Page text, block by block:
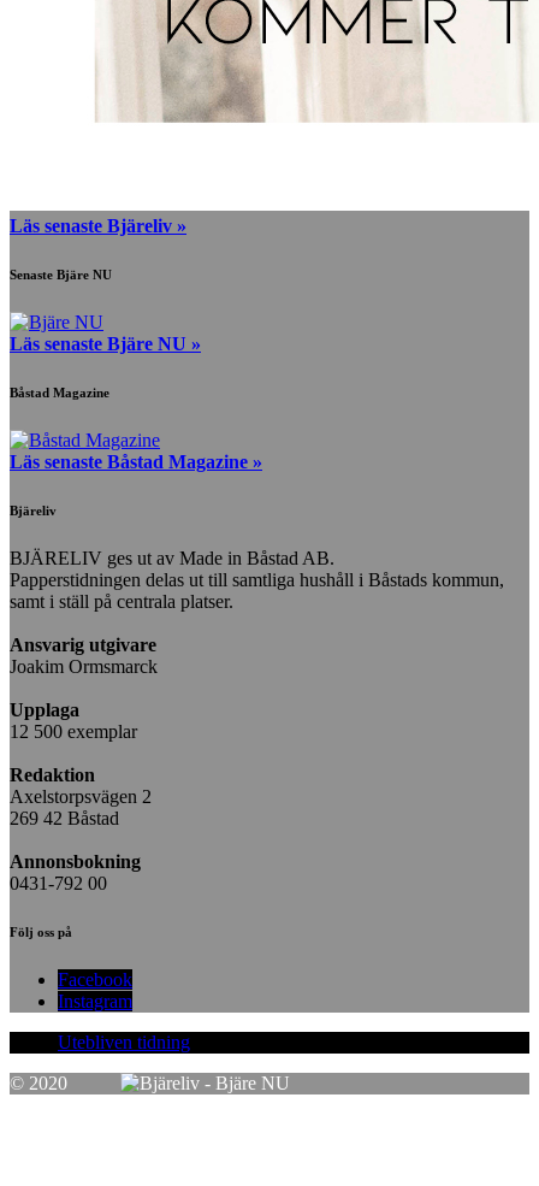
Läs senaste Bjäreliv »
Senaste Bjäre NU
Läs senaste Bjäre NU »
Båstad Magazine
Läs senaste Båstad Magazine »
Bjäreliv
BJÄRELIV ges ut av Made in Båstad AB.
Papperstidningen delas ut till samtliga hushåll i Båstads kommun,
samt i ställ på centrala platser.
Ansvarig utgivare
Joakim Ormsmarck
Upplaga
12 500 exemplar
Redaktion
Axelstorpsvägen 2
269 42 Båstad
Annonsbokning
0431-792 00
Följ oss på
Facebook
Instagram
Utebliven tidning
© 2020